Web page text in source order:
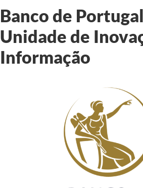
Banco de
Unidade de
Informação